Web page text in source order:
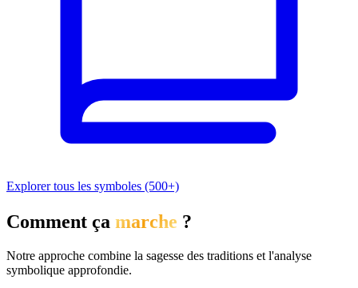
Explorer tous les symboles (500+)
Comment ça marche ?
Notre approche combine la sagesse des traditions et l'analyse
symbolique approfondie.